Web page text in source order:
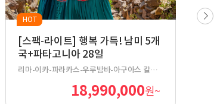
HOT
[스팩-라이트] 행복 가득! 남미 5개
국+파타고니아 28일
리마-이카-파라카스-우루밤바-아구아스 칼리
드로 데 아타카마-칼라마-산티아고-푸에르토
나탈레스-엘 칼라파테-우수아이아-부에노스 아
18,990,000원~
HOT